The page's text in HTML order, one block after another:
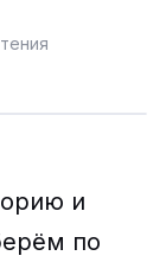
и
по